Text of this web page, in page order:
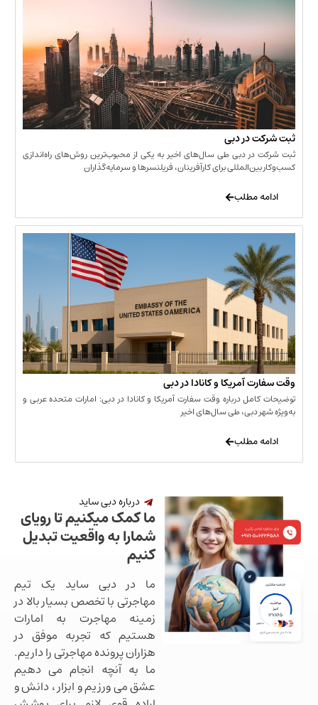
در دبی
دبی طی سال‌های اخیر به یکی از محبوب‌ترین روش‌های راه‌اندازی
برای کارآفرینان، فریلنسرها و سرمایه‌گذاران
آمریکا و کانادا در دبی
درباره وقت سفارت آمریکا و کانادا در دبی: امارات متحده عربی و
دبی، طی سال‌های اخیر
درباره دبی ساید
ما کمک میکنیم تا رویای
شمارا به واقعیت تبدیل
کنیم
ما در دبی ساید یک تیم
مهاجرتی با تخصص بسیار بالا در
زمینه مهاجرت به امارات
هستیم که تجربه موفق در
هزاران پرونده مهاجرتی را داریم.
ما به آنچه انجام می دهیم
عشق می ورزیم و ابزار ، دانش و